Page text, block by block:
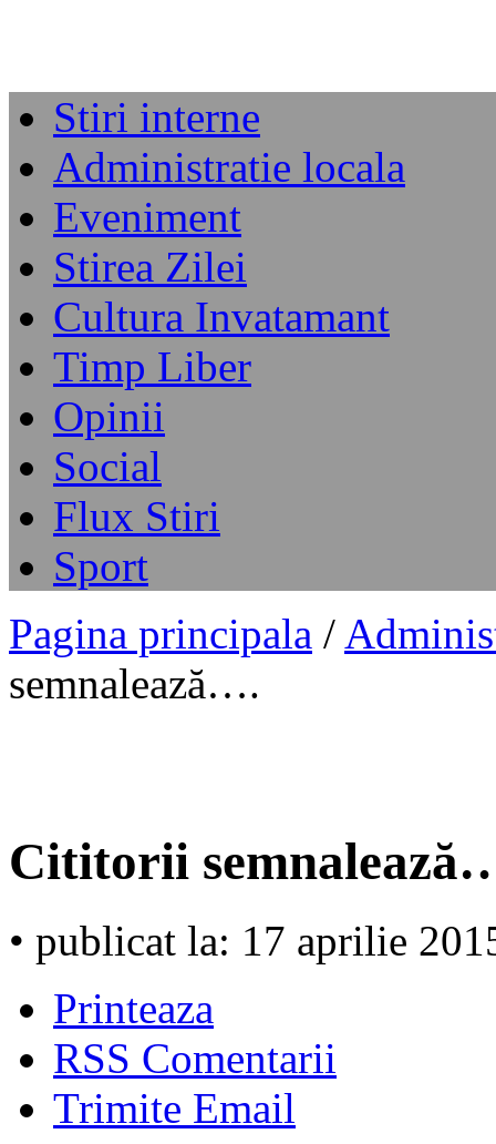
Stiri interne
Administratie locala
Eveniment
Stirea Zilei
Cultura Invatamant
Timp Liber
Opinii
Social
Flux Stiri
Sport
Pagina principala /
semnalează….
Cititorii
• publicat la: 17 aprilie
Printeaza
RSS Comentarii
Trimite Email